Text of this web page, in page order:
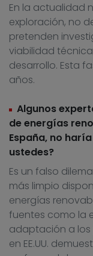
En la actualidad
exploración, no
pretenden
viabilidad
desarrollo. Esta
años.
Algunos
de energías
España, no
ustedes?
Es un falso
más limpio
energías
fuentes como la
adaptación a los
en EE.UU.